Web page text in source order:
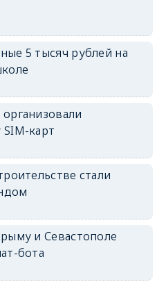
5 тысяч рублей на
карт
стали
и Севастополе
бота